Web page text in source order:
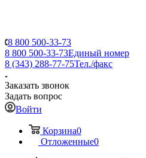
8 800 500-33-73
8 800 500-33-73Единый номер
8 (343) 288-77-75Тел./факс
Заказать звонок
Задать вопрос
Войти
Корзина0
Отложенные0